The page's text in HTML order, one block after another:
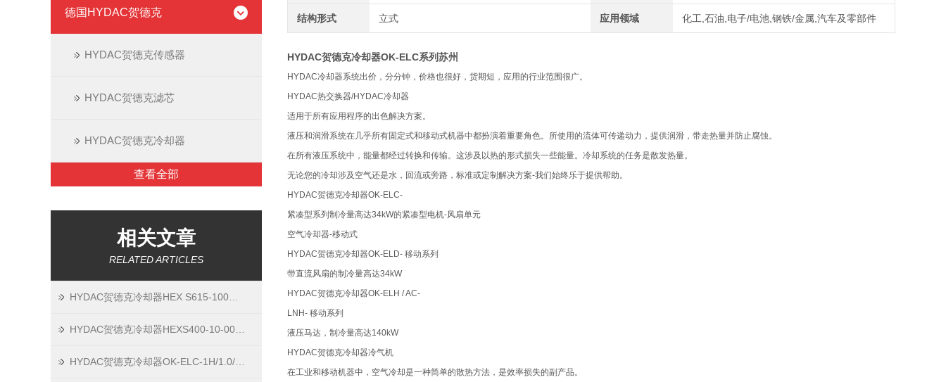
德国HYDAC贺德克
HYDAC贺德克传感器
HYDAC贺德克滤芯
HYDAC贺德克冷却器
查看全部
相关文章
RELATED ARTICLES
结构形式 立式 应用领域 化工,石油,电子/电池,钢铁/金属,汽车及零部件
HYDAC贺德克冷却器OK-ELC系列苏州
HYDAC冷却器系统出价，分分钟，价格也很好，货期短，应用的行业范围很广。
HYDAC热交换器/HYDAC冷却器
适用于所有应用程序的出色解决方案。
液压和润滑系统在几乎所有固定式和移动式机器中都扮演着重要角色。所使用的流体可传递动力，提供润滑，带走热量并防止腐蚀。
在所有液压系统中，能量都经过转换和传输。这涉及以热的形式损失一些能量。冷却系统的任务是散发热量。
无论您的冷却涉及空气还是水，回流或旁路，标准或定制解决方案-我们始终乐于提供帮助。
HYDAC贺德克冷却器OK-ELC-
紧凑型系列制冷量高达34kW的紧凑型电机-风扇单元
空气冷却器-移动式
HYDAC贺德克冷却器OK-ELD- 移动系列
带直流风扇的制冷量高达34kW
HYDAC贺德克冷却器OK-ELH / AC-
LNH- 移动系列
液压马达，制冷量高达140kW
HYDAC贺德克冷却器冷气机
在工业和移动机器中，空气冷却是一种简单的散热方法，是效率损失的副产品。